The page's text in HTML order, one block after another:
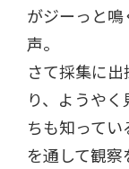
がジーっと
声。
さて採集に
り、ようや
ちも知って
を通して観察